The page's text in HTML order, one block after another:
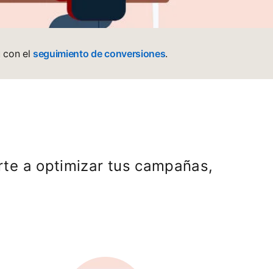
con elseguimiento de conversiones.
a optimizar tus campañas,